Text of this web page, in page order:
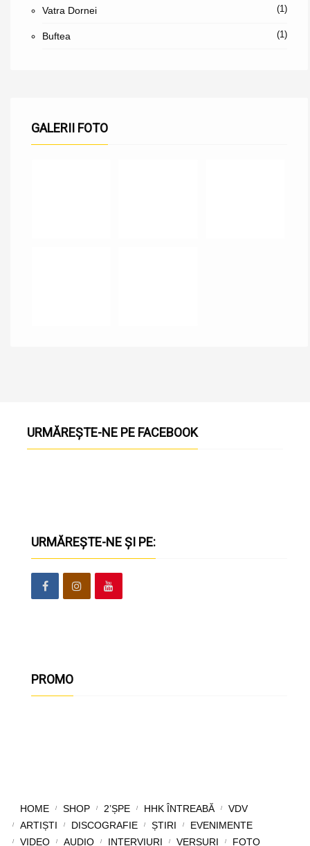
Vatra Dornei (1)
Buftea (1)
GALERII FOTO
URMĂREȘTE-NE PE FACEBOOK
URMĂREȘTE-NE ȘI PE:
PROMO
HOME SHOP 2’ȘPE HHK ÎNTREABĂ
VDV
ARTIȘTI
DISCOGRAFIE ȘTIRI
EVENIMENTE
VIDEO
AUDIO INTERVIURI VERSURI FOTO